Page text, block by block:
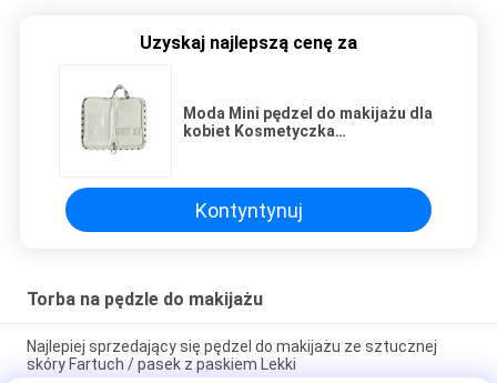
Uzyskaj najlepszą cenę za
Moda Mini pędzel do makijażu dla
kobiet Kosmetyczka
Kontyntynuj
Torba na pędzle do makijażu
Najlepiej sprzedający się pędzel do makijażu ze sztucznej
skóry Fartuch / pasek z paskiem Lekki